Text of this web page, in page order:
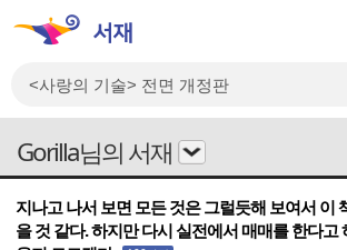
Gorilla님의 서재
지나고 나서 보면 모든 것은 그럴듯해 보여서 이
을 것 같다. 하지만 다시 실전에서 매매를 한다고